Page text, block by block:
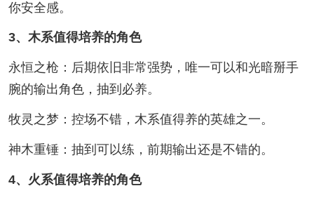
你安全感。
3、木系值得培养的角色
永恒之枪：后期依旧非常强势，唯一可以和光暗掰手
腕的输出角色，抽到必养。
牧灵之梦：控场不错，木系值得养的英雄之一。
神木重锤：抽到可以练，前期输出还是不错的。
4、火系值得培养的角色